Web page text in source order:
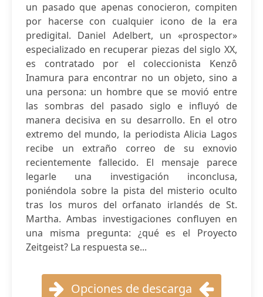
un pasado que apenas conocieron, compiten
por hacerse con cualquier icono de la era
predigital. Daniel Adelbert, un «prospector»
especializado en recuperar piezas del siglo XX,
es contratado por el coleccionista Kenzô
Inamura para encontrar no un objeto, sino a
una persona: un hombre que se movió entre
las sombras del pasado siglo e influyó de
manera decisiva en su desarrollo. En el otro
extremo del mundo, la periodista Alicia Lagos
recibe un extraño correo de su exnovio
recientemente fallecido. El mensaje parece
legarle una investigación inconclusa,
poniéndola sobre la pista del misterio oculto
tras los muros del orfanato irlandés de St.
Martha. Ambas investigaciones confluyen en
una misma pregunta: ¿qué es el Proyecto
Zeitgeist? La respuesta se...
Opciones de descarga